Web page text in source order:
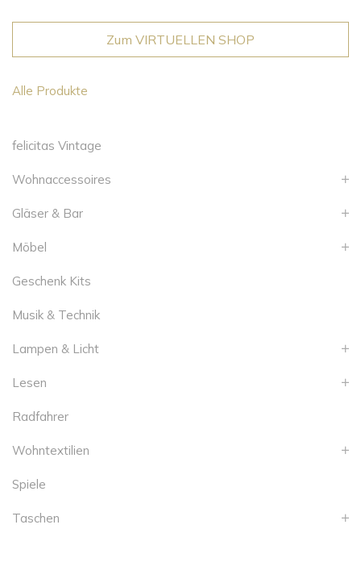
Zum VIRTUELLEN SHOP
Alle Produkte
felicitas Vintage
Wohnaccessoires
Gläser & Bar
Möbel
Geschenk Kits
Musik & Technik
Lampen & Licht
Lesen
Radfahrer
Wohntextilien
Spiele
Taschen